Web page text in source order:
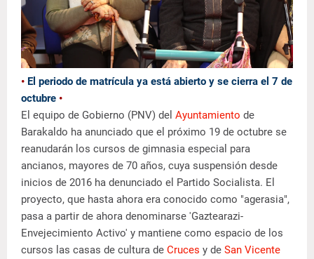
• El periodo de matrícula ya está abierto y se cierra el 7 de
octubre •
El equipo de Gobierno (PNV) del Ayuntamiento de
Barakaldo ha anunciado que el próximo 19 de octubre se
reanudarán los cursos de gimnasia especial para
ancianos, mayores de 70 años, cuya suspensión desde
inicios de 2016 ha denunciado el Partido Socialista. El
proyecto, que hasta ahora era conocido como "agerasia",
pasa a partir de ahora denominarse 'Gaztearazi-
Envejecimiento Activo' y mantiene como espacio de los
cursos las casas de cultura de Cruces y de San Vicente